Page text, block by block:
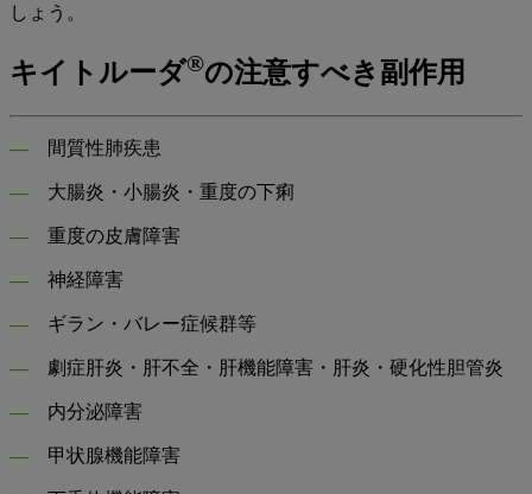
しょう。
キイトルーダ®の注意すべき副作用
― 間質性肺疾患
― 大腸炎・小腸炎・重度の下痢
― 重度の皮膚障害
― 神経障害
― ギラン・バレー症候群等
― 劇症肝炎・肝不全・肝機能障害・肝炎・硬化性胆管炎
― 内分泌障害
― 甲状腺機能障害